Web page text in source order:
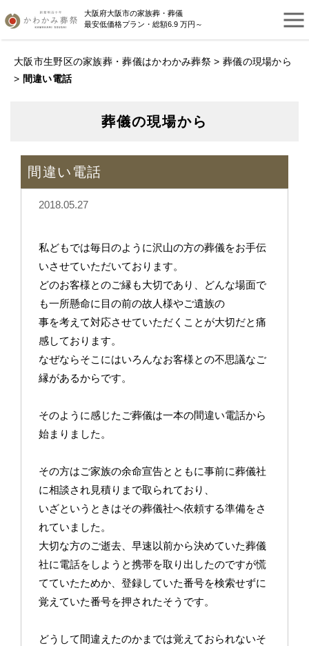
大阪府大阪市の家族葬・葬儀
最安低価格プラン・総額6.9 万円～
大阪市生野区の家族葬・葬儀はかわかみ葬祭 > 葬儀の現場から
> 間違い電話
葬儀の現場から
間違い電話
2018.05.27
私どもでは毎日のように沢山の方の葬儀をお手伝
いさせていただいております。
どのお客様とのご縁も大切であり、どんな場面で
も一所懸命に目の前の故人様やご遺族の
事を考えて対応させていただくことが大切だと痛
感しております。
なぜならそこにはいろんなお客様との不思議なご
縁があるからです。
そのように感じたご葬儀は一本の間違い電話から
始まりました。
その方はご家族の余命宣告とともに事前に葬儀社
に相談され見積りまで取られており、
いざというときはその葬儀社へ依頼する準備をさ
れていました。
大切な方のご逝去、早速以前から決めていた葬儀
社に電話をしようと携帯を取り出したのですが慌
てていたためか、登録していた番号を検索せずに
覚えていた番号を押されたそうです。
どうして間違えたのかまでは覚えておられないそ